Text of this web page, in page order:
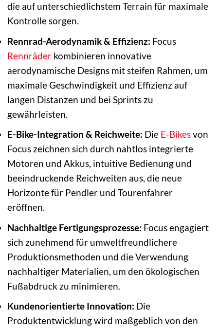
die auf unterschiedlichstem Terrain für maximale
Kontrolle sorgen.
Rennrad-Aerodynamik & Effizienz: Focus
Rennräder kombinieren innovative
aerodynamische Designs mit steifen Rahmen, um
maximale Geschwindigkeit und Effizienz auf
langen Distanzen und bei Sprints zu
gewährleisten.
E-Bike-Integration & Reichweite: Die E-Bikesvon
Focus zeichnen sich durch nahtlos integrierte
Motoren und Akkus, intuitive Bedienung und
beeindruckende Reichweiten aus, die neue
Horizonte für Pendler und Tourenfahrer
eröffnen.
Nachhaltige Fertigungsprozesse: Focus engagiert
sich zunehmend für umweltfreundlichere
Produktionsmethoden und die Verwendung
nachhaltiger Materialien, um den ökologischen
Fußabdruck zu minimieren.
Kundenorientierte Innovation: Die
Produktentwicklung wird maßgeblich von den